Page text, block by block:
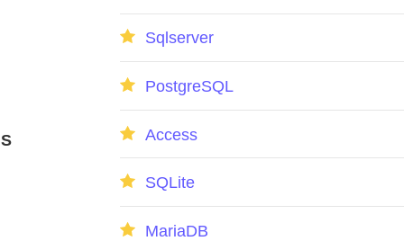
Sqlserver
PostgreSQL
Access
SQLite
MariaDB